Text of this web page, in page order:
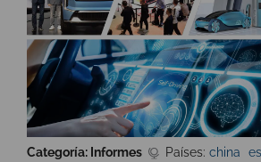
Categoría: Informes Países: china